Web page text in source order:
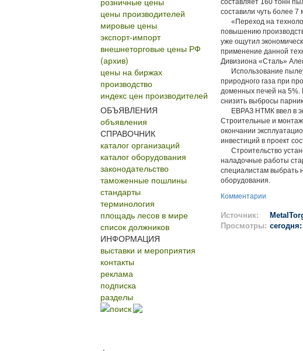
цены производителей
мировые цены
экспорт-импорт
внешнеторговые цены РФ
(архив)
цены на биржах
производство
индекс цен производителей
ОБЪЯВЛЕНИЯ
объявления
СПРАВОЧНИК
каталог организаций
каталог оборудования
законодательство
таможенные пошлины
стандарты
терминология
площадь лесов в мире
список должников
ИНФОРМАЦИЯ
выставки и мероприятия
контакты
реклама
подписка
разделы
поиск
составляет 160 тонн
составили чуть более 7
«Переход на
повышению
уже ощутил
применение данной
Дивизиона «Сталь»
Использование
природного газа при
доменных печей на 5%.
снизить выбросы
ЕВРАЗ НТМК ввел в
Строительные и
окончании
инвестиций в проект
Строительство
наладочные работы
специалистам выбрать
оборудования.
Комментарии
Источник:
Просмотры: